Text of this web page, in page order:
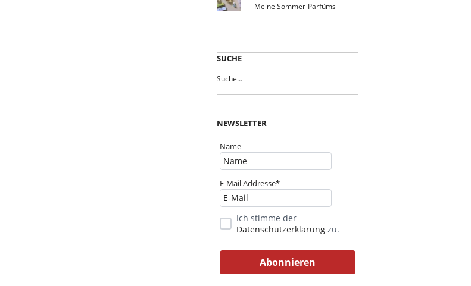
Meine Sommer-Parfüms
SUCHE
NEWSLETTER
Name
E-Mail Addresse*
Ich stimme der
Datenschutzerklärung zu.